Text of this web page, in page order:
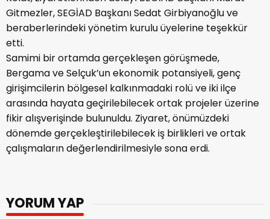
Gitmezler, SEGİAD Başkanı Sedat Girbiyanoğlu ve
beraberlerindeki yönetim kurulu üyelerine teşekkür
etti.
Samimi bir ortamda gerçekleşen görüşmede,
Bergama ve Selçuk’un ekonomik potansiyeli, genç
girişimcilerin bölgesel kalkınmadaki rolü ve iki ilçe
arasında hayata geçirilebilecek ortak projeler üzerine
fikir alışverişinde bulunuldu. Ziyaret, önümüzdeki
dönemde gerçekleştirilebilecek iş birlikleri ve ortak
çalışmaların değerlendirilmesiyle sona erdi.
YORUM YAP